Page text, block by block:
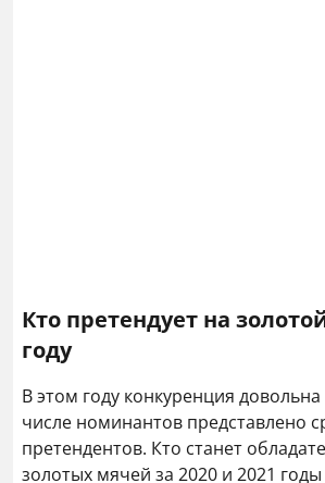
Кто претендует на
году
В этом году конкуренция
числе номинантов представлено
претендентов. Кто станет
золотых мячей за 2020 и 2021 годы